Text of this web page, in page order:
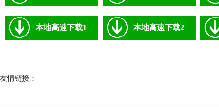
本地高速下载1 本地高速下载2
友情链接：